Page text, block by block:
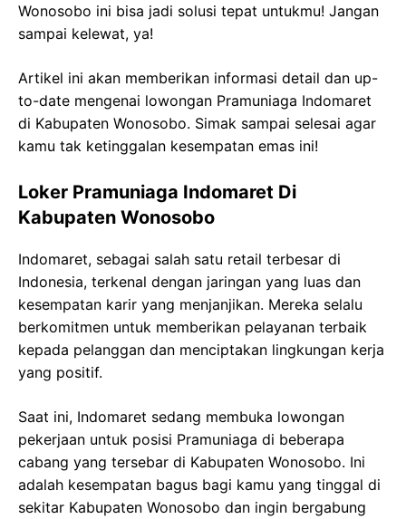
Wonosobo ini bisa jadi solusi tepat untukmu! Jangan
sampai kelewat, ya!
Artikel ini akan memberikan informasi detail dan up-
to-date mengenai lowongan Pramuniaga Indomaret
di Kabupaten Wonosobo. Simak sampai selesai agar
kamu tak ketinggalan kesempatan emas ini!
Loker Pramuniaga Indomaret Di
Kabupaten Wonosobo
Indomaret, sebagai salah satu retail terbesar di
Indonesia, terkenal dengan jaringan yang luas dan
kesempatan karir yang menjanjikan. Mereka selalu
berkomitmen untuk memberikan pelayanan terbaik
kepada pelanggan dan menciptakan lingkungan kerja
yang positif.
Saat ini, Indomaret sedang membuka lowongan
pekerjaan untuk posisi Pramuniaga di beberapa
cabang yang tersebar di Kabupaten Wonosobo. Ini
adalah kesempatan bagus bagi kamu yang tinggal di
sekitar Kabupaten Wonosobo dan ingin bergabung